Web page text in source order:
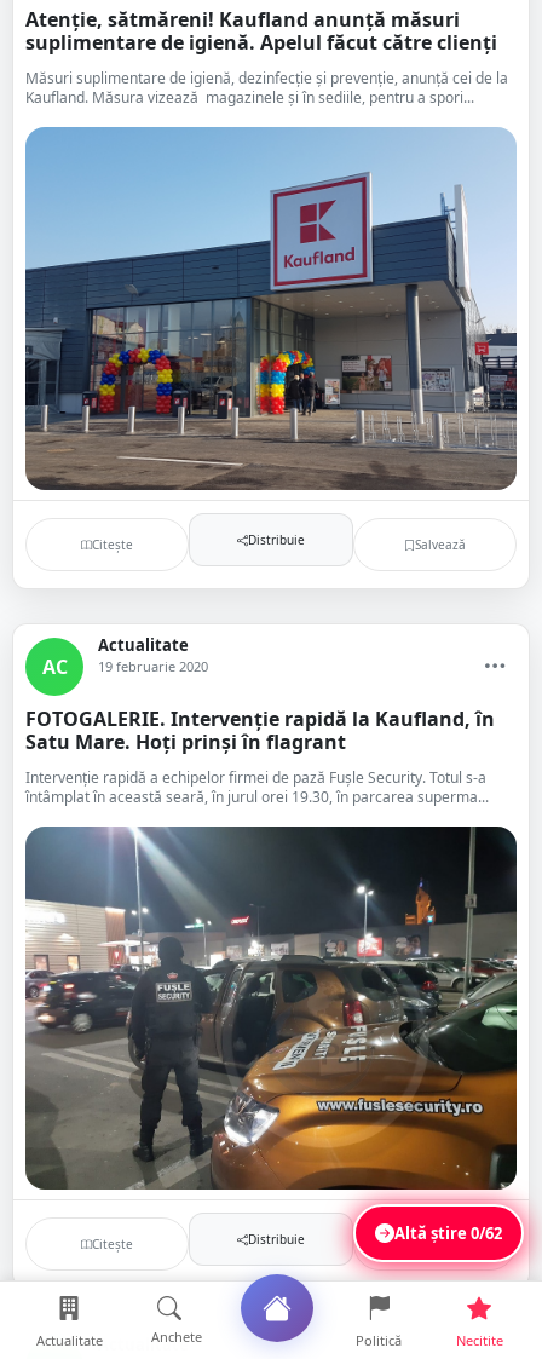
Atenție, sătmăreni! Kaufland anunță măsuri
suplimentare de igienă. Apelul făcut către clienți
Măsuri suplimentare de igienă, dezinfecție și prevenție, anunță cei de la
Kaufland. Măsura vizează magazinele și în sediile, pentru a spori...
Citește Distribuie Salvează
AC
Actualitate
19 februarie 2020
FOTOGALERIE. Intervenție rapidă la Kaufland, în
Satu Mare. Hoți prinși în flagrant
Intervenție rapidă a echipelor firmei de pază Fușle Security. Totul s-a
întâmplat în această seară, în jurul orei 19.30, în parcarea superma...
Citește Distribuie Salvează
Actualitate
Altă știre0/62
Actualitate Anchete Politică Necitite